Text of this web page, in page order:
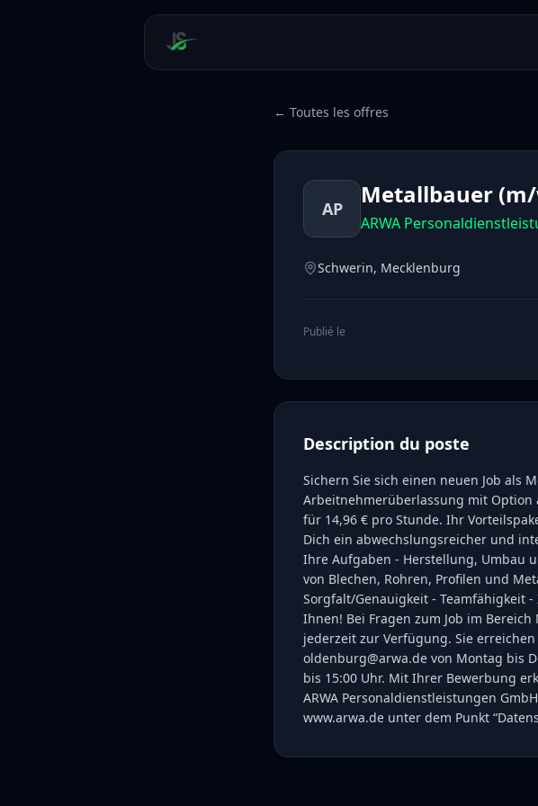
← Toutes les offres
AP Metallbauer
ARWA
Schwerin, Mecklenburg
Publié le
Description du poste
Sichern Sie sich einen neuen Job als
Arbeitnehmerüberlassung mit Option
für 14,96 € pro Stunde. Ihr
Dich ein abwechslungsreicher und
Ihre Aufgaben - Herstellung, Umbau
von Blechen, Rohren, Profilen und
Sorgfalt/Genauigkeit - Teamfähigkeit
Ihnen! Bei Fragen zum Job im
jederzeit zur Verfügung. Sie
oldenburg@arwa.de von Montag bis
bis 15:00 Uhr. Mit Ihrer Bewerbung
ARWA Personaldienstleistungen
www.arwa.de unter dem Punkt